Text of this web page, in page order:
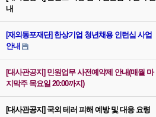
내
[재외동포재단] 한상기업 청년채용 인턴십 사업
안내
[대사관공지] 민원업무 사전예약제 안내(매월 마
지막주 목요일 20:00까지)
[대사관공지] 국외 테러 피해 예방 및 대응 요령